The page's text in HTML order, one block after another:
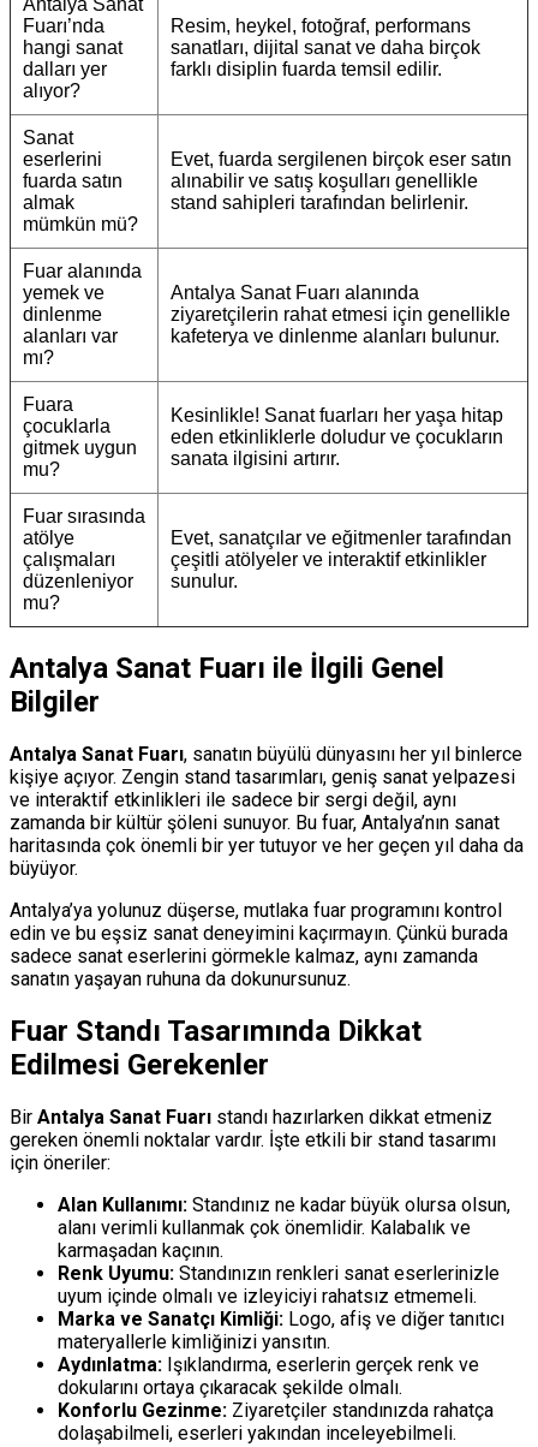
Antalya Sanat
Fuarı’nda
hangi sanat
dalları yer
alıyor?
Resim, heykel, fotoğraf, performans
sanatları, dijital sanat ve daha birçok
farklı disiplin fuarda temsil edilir.
Sanat
eserlerini
fuarda satın
almak
mümkün mü?
Evet, fuarda sergilenen birçok eser satın
alınabilir ve satış koşulları genellikle
stand sahipleri tarafından belirlenir.
Fuar alanında
yemek ve
dinlenme
alanları var
mı?
Antalya Sanat Fuarı alanında
ziyaretçilerin rahat etmesi için genellikle
kafeterya ve dinlenme alanları bulunur.
Fuara
çocuklarla
gitmek uygun
mu?
Kesinlikle! Sanat fuarları her yaşa hitap
eden etkinliklerle doludur ve çocukların
sanata ilgisini artırır.
Fuar sırasında
atölye
çalışmaları
düzenleniyor
mu?
Evet, sanatçılar ve eğitmenler tarafından
çeşitli atölyeler ve interaktif etkinlikler
sunulur.
Antalya Sanat Fuarı ile İlgili Genel
Bilgiler
Antalya Sanat Fuarı, sanatın büyülü dünyasını her yıl binlerce
kişiye açıyor. Zengin stand tasarımları, geniş sanat yelpazesi
ve interaktif etkinlikleri ile sadece bir sergi değil, aynı
zamanda bir kültür şöleni sunuyor. Bu fuar, Antalya’nın sanat
haritasında çok önemli bir yer tutuyor ve her geçen yıl daha da
büyüyor.
Antalya’ya yolunuz düşerse, mutlaka fuar programını kontrol
edin ve bu eşsiz sanat deneyimini kaçırmayın. Çünkü burada
sadece sanat eserlerini görmekle kalmaz, aynı zamanda
sanatın yaşayan ruhuna da dokunursunuz.
Fuar Standı Tasarımında Dikkat
Edilmesi Gerekenler
Bir Antalya Sanat Fuarı standı hazırlarken dikkat etmeniz
gereken önemli noktalar vardır. İşte etkili bir stand tasarımı
için öneriler:
Alan Kullanımı: Standınız ne kadar büyük olursa olsun,
alanı verimli kullanmak çok önemlidir. Kalabalık ve
karmaşadan kaçının.
Renk Uyumu: Standınızın renkleri sanat eserlerinizle
uyum içinde olmalı ve izleyiciyi rahatsız etmemeli.
Marka ve Sanatçı Kimliği: Logo, afiş ve diğer tanıtıcı
materyallerle kimliğinizi yansıtın.
Aydınlatma: Işıklandırma, eserlerin gerçek renk ve
dokularını ortaya çıkaracak şekilde olmalı.
Konforlu Gezinme: Ziyaretçiler standınızda rahatça
dolaşabilmeli, eserleri yakından inceleyebilmeli.